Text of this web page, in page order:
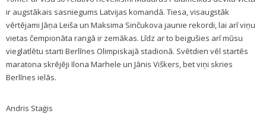
ir augstākais sasniegums Latvijas komandā. Tiesa, visaugstāk
vērtējami Jāņa Leiša un Maksima Sinčukova jaunie rekordi, lai arī viņu
vietas čempionāta rangā ir zemākas. Līdz ar to beigušies arī mūsu
vieglatlētu starti Berlīnes Olimpiskajā stadionā. Svētdien vēl startēs
maratona skrējēji Ilona Marhele un Jānis Viškers, bet viņi skries
Berlīnes ielās.
Andris Staģis